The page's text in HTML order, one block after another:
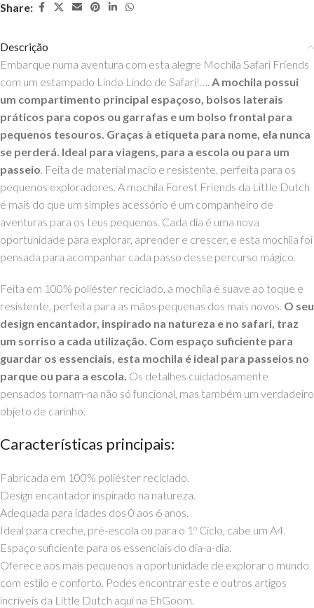
Share:
Descrição
Embarque numa aventura com esta alegre Mochila Safari Friends
com um estampado Lindo Lindo de Safari!…. A mochila possui
um compartimento principal espaçoso, bolsos laterais
práticos para copos ou garrafas e um bolso frontal para
pequenos tesouros. Graças à etiqueta para nome, ela nunca
se perderá. Ideal para viagens, para a escola ou para um
passeio. Feita de material macio e resistente, perfeita para os
pequenos exploradores. A mochila Forest Friends da Little Dutch
é mais do que um simples acessório é um companheiro de
aventuras para os teus pequenos. Cada dia é uma nova
oportunidade para explorar, aprender e crescer, e esta mochila foi
pensada para acompanhar cada passo desse percurso mágico.
Feita em 100% poliéster reciclado, a mochila é suave ao toque e
resistente, perfeita para as mãos pequenas dos mais novos. O seu
design encantador, inspirado na natureza e no safari, traz
um sorriso a cada utilização. Com espaço suficiente para
guardar os essenciais, esta mochila é ideal para passeios no
parque ou para a escola. Os detalhes cuidadosamente
pensados tornam-na não só funcional, mas também um verdadeiro
objeto de carinho.
Características principais:
Fabricada em 100% poliéster reciclado.
Design encantador inspirado na natureza.
Adequada para idades dos 0 aos 6 anos.
Ideal para creche, pré-escola ou para o 1º Ciclo, cabe um A4.
Espaço suficiente para os essenciais do dia-a-dia.
Oferece aos mais pequenos a oportunidade de explorar o mundo
com estilo e conforto. Podes encontrar este e outros artigos
incríveis da Little Dutch aqui na EhGoom.